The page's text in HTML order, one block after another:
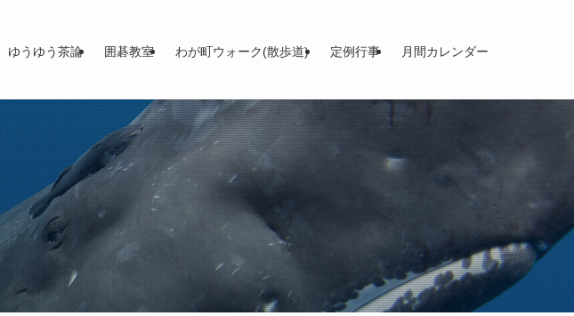
ゆうゆう茶論 囲碁教室 わが町ウォーク(散歩道) 定例行事 月間カレンダー